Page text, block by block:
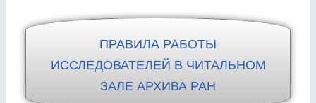
ПРАВИЛА РАБОТЫ
ИССЛЕДОВАТЕЛЕЙ В ЧИТАЛЬНОМ
ЗАЛЕ АРХИВА РАН